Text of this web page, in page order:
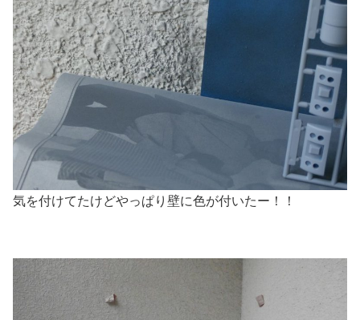
気を付けてたけどやっぱり壁に色が付いたー！！